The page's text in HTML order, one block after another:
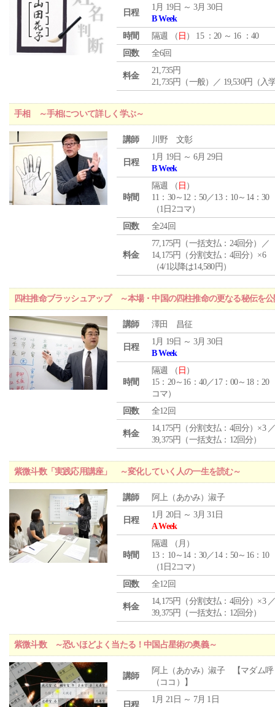
日程
1月 19日 ～ 3月 30日
B Week
時間
隔週 （ 日 ） 15 ：20 ～ 16 ：40
回数
全6回
料金
21,735円
21,735円（一般）／ 19,530円（入
手相 ～手相について詳しく学ぶ～
講師 川野 文彰
日程
1月 19日 ～ 6月 29日
B Week
時間
隔週 （ 日 ）
11：30～12：50／13：10～14：30
（1日2コマ）
回数
全24回
料金
77,175円（一括支払：24回分）／
14,175円（分割支払：4回分）×6
（4/1以降は14,580円）
四柱推命ブラッシュアップ ～本場・中国の四柱推命の更なる秘伝を
講師 澤田 昌征
日程
1月 19日 ～ 3月 30日
B Week
時間
隔週 （ 日 ）
15：20～16：40／17：00～18：20
コマ）
回数
全12回
料金
14,175円（分割支払：4回分）×3
39,375円（一括支払：12回分）
紫微斗数「実践応用講座」 ～変化していく人の一生を読む～
講師 阿上（あかみ）淑子
日程
1月 20日 ～ 3月 31日
A Week
時間
隔週 （ 月 ）
13：10～14：30／14：50～16：10
（1日2コマ）
回数
全12回
料金
14,175円（分割支払：4回分）×3
39,375円（一括支払：12回分）
紫微斗数 ～恐いほどよく当たる！中国占星術の奥義～
講師
阿上（あかみ）淑子 【マダム呼
（ココ）】
日程
1月 21日 ～ 7月 1日